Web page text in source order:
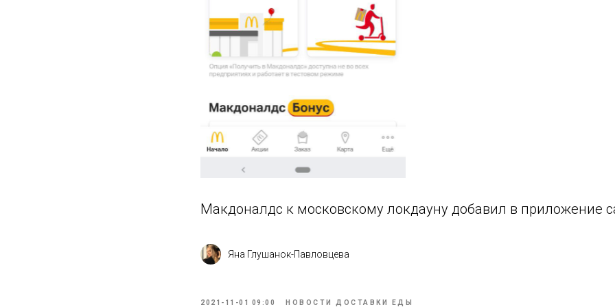
Макдоналдс к московскому локдауну добавил в приложение
Яна Глушанок-Павловцева
2021-11-01 09:00 НОВОСТИ ДОСТАВКИ ЕДЫ